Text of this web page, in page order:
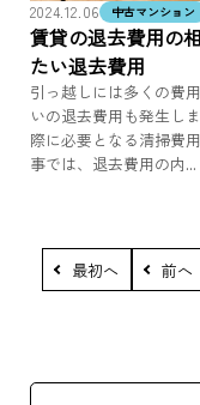
2024.12.06 中古マンション
賃貸の退去費用の
たい退去費用
引っ越しには多くの費
いの退去費用も発生し
際に必要となる清掃費
事では、退去費用の内...
最初へ 前へ